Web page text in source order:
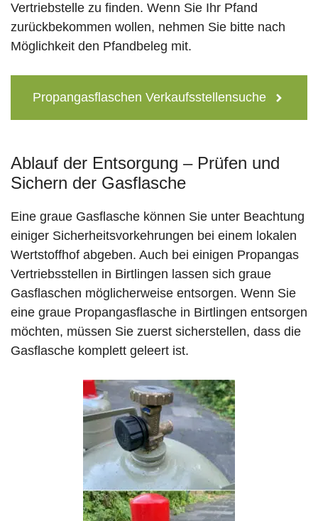
Vertriebstelle zu finden. Wenn Sie Ihr Pfand
zurückbekommen wollen, nehmen Sie bitte nach
Möglichkeit den Pfandbeleg mit.
Propangasflaschen Verkaufsstellensuche
Ablauf der Entsorgung – Prüfen und
Sichern der Gasflasche
Eine graue Gasflasche können Sie unter Beachtung
einiger Sicherheitsvorkehrungen bei einem lokalen
Wertstoffhof abgeben. Auch bei einigen Propangas
Vertriebsstellen in Birtlingen lassen sich graue
Gasflaschen möglicherweise entsorgen. Wenn Sie
eine graue Propangasflasche in Birtlingen entsorgen
möchten, müssen Sie zuerst sicherstellen, dass die
Gasflasche komplett geleert ist.